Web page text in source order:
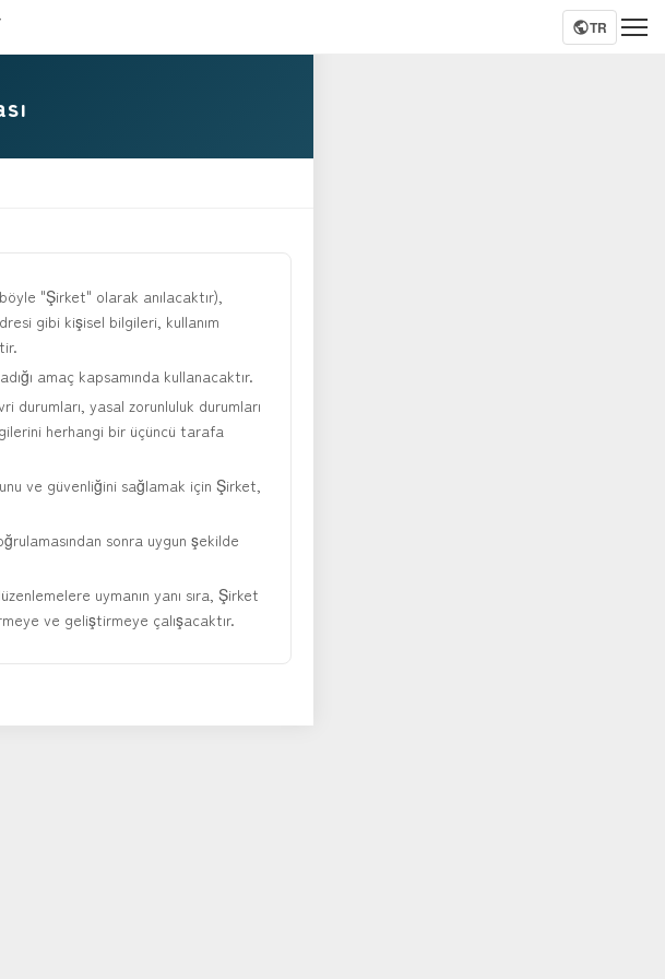
TR
"Şirket" olarak anılacaktır),
gibi kişisel bilgileri, kullanım
amaç kapsamında kullanacaktır.
durumları, yasal zorunluluk durumları
herhangi bir üçüncü tarafa
ve güvenliğini sağlamak için Şirket,
sonra uygun şekilde
uymanın yanı sıra, Şirket
ve geliştirmeye çalışacaktır.